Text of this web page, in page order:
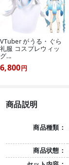
VTuber がうる・ぐら
礼服 コスプレウィッ
グ...
6,800円
商品説明
商品種類：
商品状態：